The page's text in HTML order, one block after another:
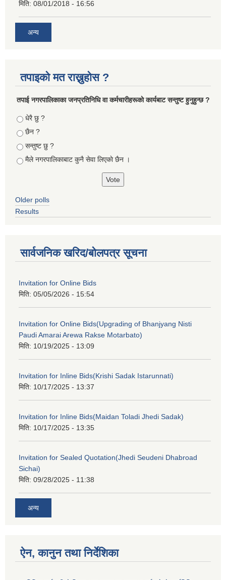
मिति: 08/01/2018 - 16:56
अन्य
तपाइको मत राख्नुहोस ?
तपा‌ई नगरपालिकाका जनप्रतिनिधि वा कर्मचारीहरूकाे कार्यबाट सन्तुष्ट हुनुहुन्छ ?
Choices
धेरै छु ?
छैन ?
सन्तुष्ट छु ?
मैले नगरपालिकाबाट कुनै सेवा लिएकाे छैन ।
Older polls
Results
सार्वजनिक खरिद/बोलपत्र सूचना
Invitation for Online Bids
मिति: 05/05/2026 - 15:54
Invitation for Online Bids(Upgrading of Bhanjyang Nisti
Paudi Amarai Arewa Rakse Motarbato)
मिति: 10/19/2025 - 13:09
Invitation for Inline Bids(Krishi Sadak Istarunnati)
मिति: 10/17/2025 - 13:37
Invitation for Inline Bids(Maidan Toladi Jhedi Sadak)
मिति: 10/17/2025 - 13:35
Invitation for Sealed Quotation(Jhedi Seudeni Dhabroad
Sichai)
मिति: 09/28/2025 - 11:38
अन्य
ऐन, कानुन तथा निर्देशिका